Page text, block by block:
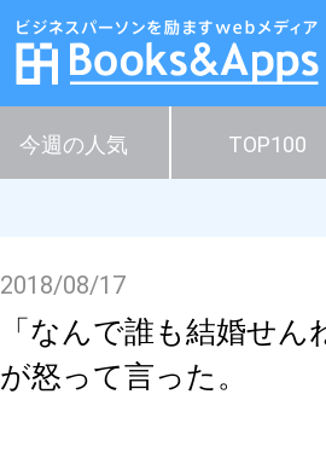
今週の人気 TOP100
2018/08/17
「なんで誰も結婚せ
が怒って言った。